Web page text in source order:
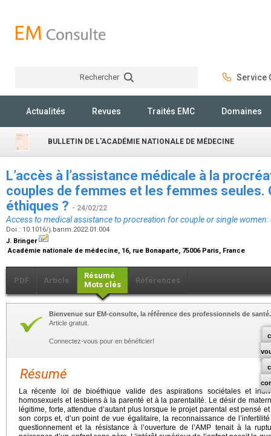
Rechercher Service
Actualités Revues Traités EMC Domaines
BULLETIN DE L'ACADÉMIE NATIONALE DE MÉDECINE
L’accès à l’assistance médicale à la
couples de femmes et les femmes seules.
éthiques ? - 24/02/22
Access to medical assistance to procreation for couple or single women:
Doi : 10.1016/j.banm.2022.01.004
J. Bringer
Académie nationale de médecine, 16, rue Bonaparte, 75006 Paris, France
PDF Article
Résumé
Mots clés
Références
Bienvenue sur EM-consulte, la référence des professionnels de santé.
Article gratuit.
Connectez-vous pour en bénéficier!
Résumé
La récente loi de bioéthique valide des aspirations sociétales et
homosexuels et lesbiens à la parenté et à la parentalité. Le désir de
légitime, forte, attendue d’autant plus lorsque le projet parental est pensé
son corps et, d’un point de vue égalitaire, la reconnaissance de
questionnement et la résistance à l’ouverture de l’AMP tenait à la